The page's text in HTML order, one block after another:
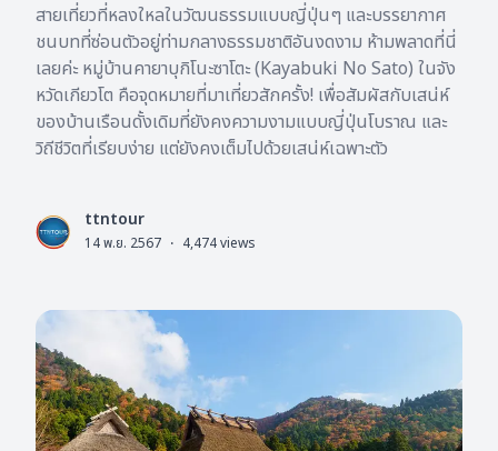
สายเที่ยวที่หลงใหลในวัฒนธรรมแบบญี่ปุ่นๆ และบรรยากาศ
ชนบทที่ซ่อนตัวอยู่ท่ามกลางธรรมชาติอันงดงาม ห้ามพลาดที่นี่
เลยค่ะ หมู่บ้านคายาบุกิโนะซาโตะ (Kayabuki No Sato) ในจัง
หวัดเกียวโต คือจุดหมายที่มาเที่ยวสักครั้ง! เพื่อสัมผัสกับเสน่ห์
ของบ้านเรือนดั้งเดิมที่ยังคงความงามแบบญี่ปุ่นโบราณ และ
วิถีชีวิตที่เรียบง่าย แต่ยังคงเต็มไปด้วยเสน่ห์เฉพาะตัว
L
ttntour
14 พ.ย. 2567 · 4,474views